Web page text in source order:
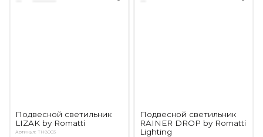
Подвесной светильник
LIZAK by Romatti
Артикул: TH8003
Подвесной светильник
RAINER DROP by Romatti
Lighting